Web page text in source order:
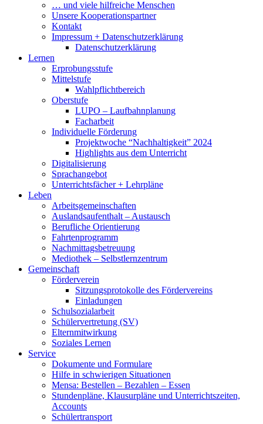
… und viele hilfreiche Menschen
Unsere Kooperationspartner
Kontakt
Impressum + Datenschutzerklärung
Datenschutzerklärung
Lernen
Erprobungsstufe
Mittelstufe
Wahlpflichtbereich
Oberstufe
LUPO – Laufbahnplanung
Facharbeit
Individuelle Förderung
Projektwoche “Nachhaltigkeit” 2024
Highlights aus dem Unterricht
Digitalisierung
Sprachangebot
Unterrichtsfächer + Lehrpläne
Leben
Arbeitsgemeinschaften
Auslandsaufenthalt – Austausch
Berufliche Orientierung
Fahrtenprogramm
Nachmittagsbetreuung
Mediothek – Selbstlernzentrum
Gemeinschaft
Förderverein
Sitzungsprotokolle des Fördervereins
Einladungen
Schulsozialarbeit
Schülervertretung (SV)
Elternmitwirkung
Soziales Lernen
Service
Dokumente und Formulare
Hilfe in schwierigen Situationen
Mensa: Bestellen – Bezahlen – Essen
Stundenpläne, Klausurpläne und Unterrichtszeiten,
Accounts
Schülertransport